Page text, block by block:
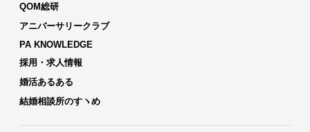
QOM総研
アニバーサリークラブ
PA KNOWLEDGE
採用・求人情報
婚活あるある
結婚相談所のすヽめ